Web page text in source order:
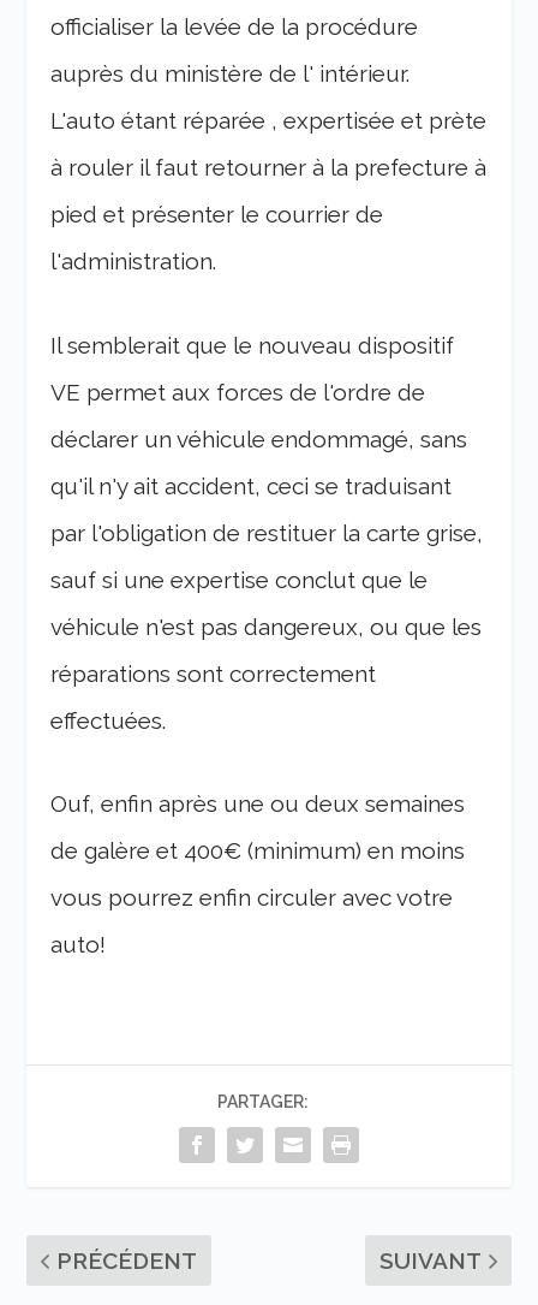
officialiser la levée de la procédure
auprès du ministère de l' intérieur.
L'auto étant réparée , expertisée et prète
à rouler il faut retourner à la prefecture à
pied et présenter le courrier de
l'administration.
Il semblerait que le nouveau dispositif
VE permet aux forces de l'ordre de
déclarer un véhicule endommagé, sans
qu'il n'y ait accident, ceci se traduisant
par l'obligation de restituer la carte grise,
sauf si une expertise conclut que le
véhicule n'est pas dangereux, ou que les
réparations sont correctement
effectuées.
Ouf, enfin après une ou deux semaines
de galère et 400€ (minimum) en moins
vous pourrez enfin circuler avec votre
auto!
PARTAGER:
PRÉCÉDENT SUIVANT